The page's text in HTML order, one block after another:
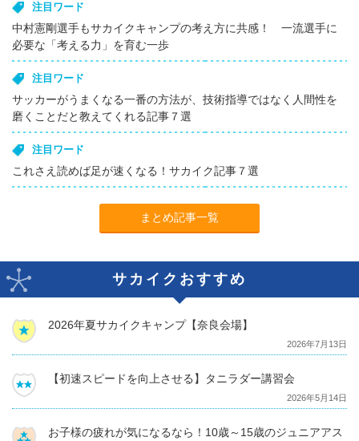
注目ワード
中村憲剛選手もサカイクキャンプの考え方に共感！ 一流選手に
必要な「考える力」を育む一歩
注目ワード
サッカーがうまくなる一番の方法が、技術指導ではなく人間性を
磨くことだと教えてくれる記事７選
注目ワード
これさえ読めば足が速くなる！サカイク記事７選
まとめ記事一覧
サカイクおすすめ
2026年夏サカイクキャンプ【奈良会場】
2026年7月13日
【初速スピードを向上させる】タニラダー講習会
2026年5月14日
お子様の疲れが気になるなら！10歳～15歳のジュニアアス